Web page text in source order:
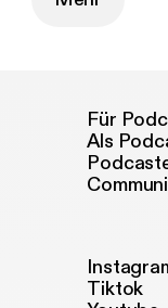
Für
Als
Tiktok